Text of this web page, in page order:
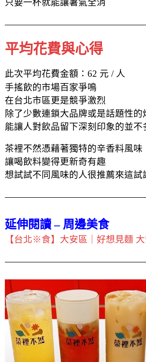
只要一杯就能讓暑氣全消
平均花費與心得
此次平均花費金額：62 元 / 人
手搖飲的市場百家爭鳴
在台北市區更是競爭激烈
除了少數連鎖大品牌或是話題性的
能讓人對飲品留下深刻印象的並不
茶裡不然憑藉著獨特的辛香料風味
讓喝飲料變得更新奇有趣
想試試不同風味的人很推薦來這試
延伸閱讀 – 周邊美食
【台北※食】大安區｜好想見麵